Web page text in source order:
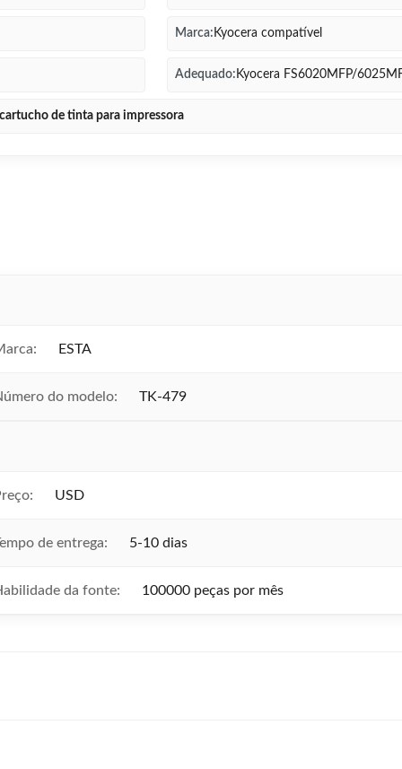
Marca: Kyocera compatível
Adequado: Kyocera FS6020MFP/
cartucho de tinta para impressora
ESTA
do modelo: TK-479
USD
de entrega: 5-10 dias
da fonte: 100000 peças por mês